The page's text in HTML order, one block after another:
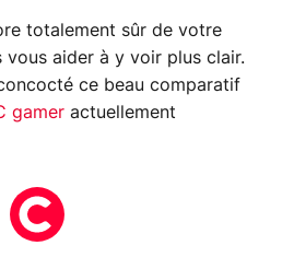
totalement sûr de votre
vous aider à y voir plus clair.
ce beau comparatif
gamer actuellement